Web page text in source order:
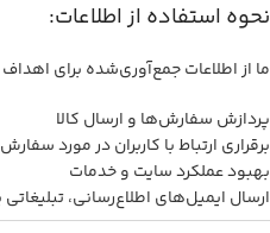
نحوه استفاده از اطلاعات:
ما از اطلاعات جمع‌آوری‌شده برای
پردازش سفارش‌ها و ارسال کالا
برقراری ارتباط با کاربران در مورد
بهبود عملکرد سایت و خدمات
ارسال ایمیل‌های اطلاع‌رسانی،